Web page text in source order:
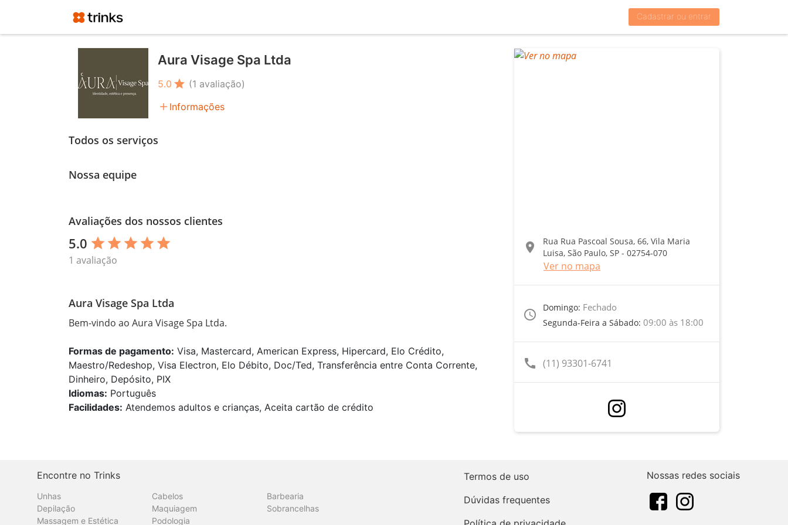
Cadastrar ou entrar
Aura Visage Spa Ltda
5.0 star (1 avaliação)
add Informações
Todos os serviços
Nossa equipe
Avaliações dos nossos clientes
5.0 star star star star star
1 avaliação
Aura Visage Spa Ltda
Bem-vindo ao Aura Visage Spa Ltda.
Formas de pagamento: Visa, Mastercard, American Express, Hipercard, Elo Crédito,
Maestro/Redeshop, Visa Electron, Elo Débito, Doc/Ted, Transferência entre Conta Corrente,
Dinheiro, Depósito, PIX
Idiomas: Português
Facilidades: Atendemos adultos e crianças, Aceita cartão de crédito
location_on
Rua Rua Pascoal Sousa, 66, Vila Maria
Luisa, São Paulo, SP - 02754-070
Ver no mapa
access_time
Domingo: Fechado
Segunda-Feira a Sábado: 09:00 às 18:00
call (11) 93301-6741
Encontre no Trinks
Unhas Cabelos
Barbearia
Depilação
Maquiagem
Sobrancelhas
Massagem e Estética
Podologia
Termos de uso
Dúvidas frequentes
Nossas redes sociais